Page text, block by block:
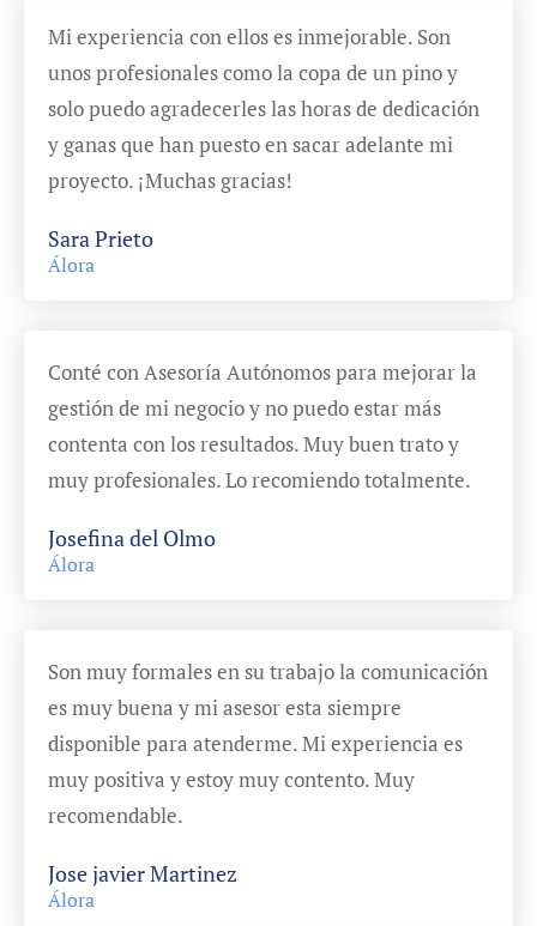
Mi experiencia con ellos es inmejorable. Son
unos profesionales como la copa de un pino y
solo puedo agradecerles las horas de dedicación
y ganas que han puesto en sacar adelante mi
proyecto. ¡Muchas gracias!
Sara Prieto
Álora
Conté con Asesoría Autónomos para mejorar la
gestión de mi negocio y no puedo estar más
contenta con los resultados. Muy buen trato y
muy profesionales. Lo recomiendo totalmente.
Josefina del Olmo
Álora
Son muy formales en su trabajo la comunicación
es muy buena y mi asesor esta siempre
disponible para atenderme. Mi experiencia es
muy positiva y estoy muy contento. Muy
recomendable.
Jose javier Martinez
Álora